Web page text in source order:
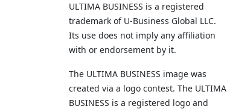
ULTIMA BUSINESS is a registered
trademark of U‑Business Global LLC.
Its use does not imply any affiliation
with or endorsement by it.
The ULTIMA BUSINESS image was
created via a logo contest. The ULTIMA
BUSINESS is a registered logo and